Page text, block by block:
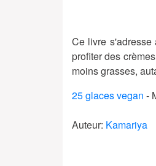
Ce livre s'adresse
profiter des
moins grasses,
25 glaces vegan -
Auteur: Kamariya